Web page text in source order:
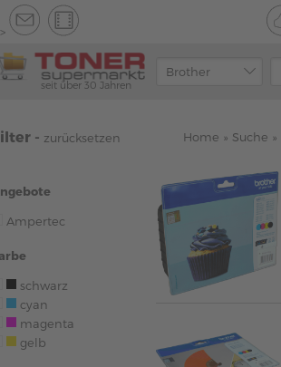
seit über 30 Jahren
- zurücksetzen
Ampertec
schwarz
cyan
magenta
gelb
Home » Suche »